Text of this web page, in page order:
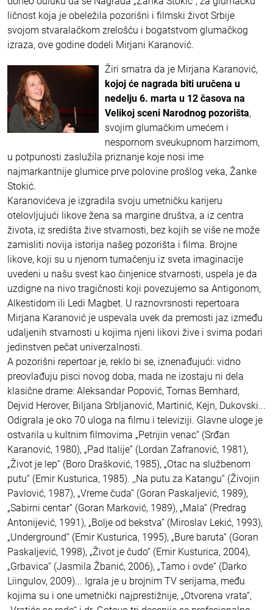
ličnost koja je obeležila pozorišni i filmski život Srbije
svojom stvaralačkom zrelošću i bogatstvom glumačkog
izraza, ove godine dodeli Mirjani Karanović.
Žiri smatra da je Mirjana Karanović,
kojoj će nagrada biti uručena u
nedelju 6. marta u 12 časova na
Velikoj sceni Narodnog pozorišta,
svojim glumačkim umećem i
nespornom sveukupnom harzimom,
u potpunosti zaslužila priznanje koje nosi ime
najmarkantnije glumice prve polovine prošlog veka, Žanke
Stokić.
Karanovićeva je izgradila svoju umetničku karijeru
otelovljujući likove žena sa margine društva, a iz centra
života, iz središta žive stvarnosti, bez kojih se više ne može
zamisliti novija istorija našeg pozorišta i filma. Brojne
likove, koji su u njenom tumačenju iz sveta imaginacije
uvedeni u našu svest kao činjenice stvarnosti, uspela je da
uzdigne na nivo tragičnosti koji povezujemo sa Antigonom,
Alkestidom ili Ledi Magbet. U raznovrsnosti repertoara
Mirjana Karanović je uspevala uvek da premosti jaz između
udaljenih stvarnosti u kojima njeni likovi žive i svima podari
jedinstven pečat univerzalnosti.
A pozorišni repertoar je, reklo bi se, iznenađujući: vidno
preovlađuju pisci novog doba, mada ne izostaju ni dela
klasične drame: Aleksandar Popović, Tomas Bernhard,
Dejvid Herover, Biljana Srbljanović, Martinić, Kejn, Dukovski...
Odigrala je oko 70 uloga na filmu i televiziji. Glavne uloge je
ostvarila u kultnim filmovima „Petrijin venac“ (Srđan
Karanović, 1980), „Pad Italije“ (Lordan Zafranović, 1981),
„Život je lep“ (Boro Drašković, 1985), „Otac na službenom
putu“ (Emir Kusturica, 1985). ,,Na putu za Katangu“ (Živojin
Pavlović, 1987), „Vreme čuda“ (Goran Paskaljević, 1989),
„Sabirni centar“ (Goran Marković, 1989), „Mala“ (Predrag
Antonijević, 1991), „Bolje od bekstva“ (Miroslav Lekić, 1993),
„Underground“ (Emir Kusturica, 1995), „Bure baruta“ (Goran
Paskaljević, 1998), „Život je čudo“ (Emir Kusturica, 2004),
„Grbavica“ (Jasmila Žbanić, 2006), „Tamo i ovde“ (Darko
Liingulov, 2009)... Igrala je u brojnim TV serijama, među
kojima su i one umetnički najprestižnije, „Otvorena vrata“,